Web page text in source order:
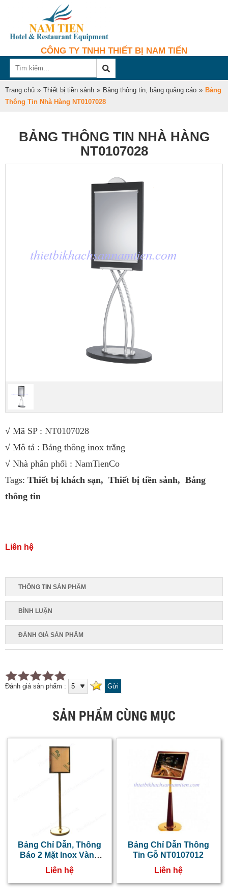
CÔNG TY TNHH THIẾT BỊ NAM TIẾN
Trang chủ » Thiết bị tiền sảnh » Bảng thông tin, bảng quảng cáo » Bảng
Thông Tin Nhà Hàng NT0107028
BẢNG THÔNG TIN NHÀ HÀNG
NT0107028
√ Mã SP : NT0107028
√ Mô tả : Bảng thông inox trắng
√ Nhà phân phối : NamTienCo
Tags: Thiết bị khách sạn, Thiết bị tiền sảnh, Bảng
thông tin
Liên hệ
THÔNG TIN SẢN PHẨM
BÌNH LUẬN
ĐÁNH GIÁ SẢN PHẨM
Đánh giá sản phẩm :
SẢN PHẨM CÙNG MỤC
Bảng Chỉ Dẫn, Thông
Báo 2 Mặt Inox Vàng
Khổ A4 Dọc
Liên hệ
Bảng Chỉ Dẫn Thông
Tin Gỗ NT0107012
Liên hệ